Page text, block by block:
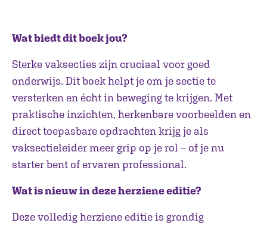
Wat biedt dit boek jou?
Sterke vaksecties zijn cruciaal voor goed
onderwijs. Dit boek helpt je om je sectie te
versterken en écht in beweging te krijgen. Met
praktische inzichten, herkenbare voorbeelden en
direct toepasbare opdrachten krijg je als
vaksectieleider meer grip op je rol – of je nu
starter bent of ervaren professional.
Wat is nieuw in deze herziene editie?
Deze volledig herziene editie is grondig